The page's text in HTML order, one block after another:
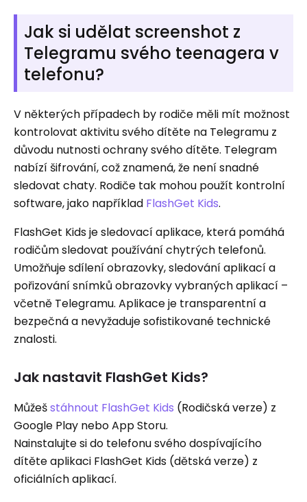
Jak si udělat screenshot z
Telegramu svého teenagera v
telefonu?
V některých případech by rodiče měli mít možnost
kontrolovat aktivitu svého dítěte na Telegramu z
důvodu nutnosti ochrany svého dítěte. Telegram
nabízí šifrování, což znamená, že není snadné
sledovat chaty. Rodiče tak mohou použít kontrolní
software, jako například FlashGet Kids.
FlashGet Kids je sledovací aplikace, která pomáhá
rodičům sledovat používání chytrých telefonů.
Umožňuje sdílení obrazovky, sledování aplikací a
pořizování snímků obrazovky vybraných aplikací –
včetně Telegramu. Aplikace je transparentní a
bezpečná a nevyžaduje sofistikované technické
znalosti.
Jak nastavit FlashGet Kids?
Můžešstáhnout FlashGet Kids (Rodičská verze) z
Google Play nebo App Storu.
Nainstalujte si do telefonu svého dospívajícího
dítěte aplikaci FlashGet Kids (dětská verze) z
oficiálních aplikací.